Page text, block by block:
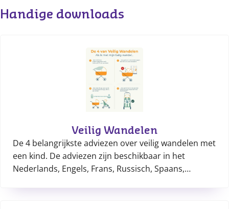
Handige downloads
Veilig Wandelen
De 4 belangrijkste adviezen over veilig wandelen met
een kind. De adviezen zijn beschikbaar in het
Nederlands, Engels, Frans, Russisch, Spaans,